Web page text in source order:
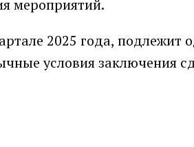
мероприятий.
2025 года, подлежит
условия заключения